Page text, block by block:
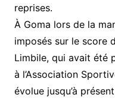
reprises.
À Goma lors de la
imposés sur le score
Limbile, qui avait été
à l’Association
évolue jusqu’à